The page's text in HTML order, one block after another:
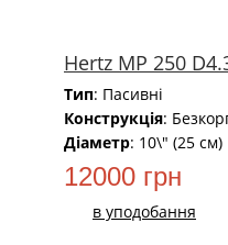
Hertz MP 250
Тип: Пасивні
Конструкція:
Діаметр: 10\" (25 см)
12000 грн
в уподобання